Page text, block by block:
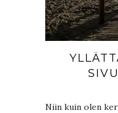
Niin kuin olen